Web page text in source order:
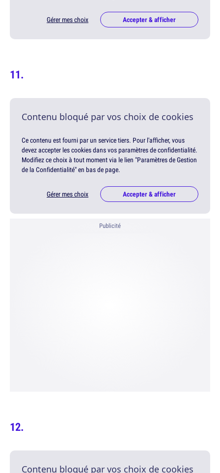
Gérer mes choix Accepter & afficher
Contenu bloqué par vos choix de cookies
Ce contenu est fourni par un service tiers. Pour l'afficher, vous
devez accepter les cookies dans vos paramètres de confidentialité.
Modifiez ce choix à tout moment via le lien "Paramètres de Gestion
de la Confidentialité" en bas de page.
Gérer mes choix Accepter & afficher
Publicité
Contenu bloqué par vos choix de cookies